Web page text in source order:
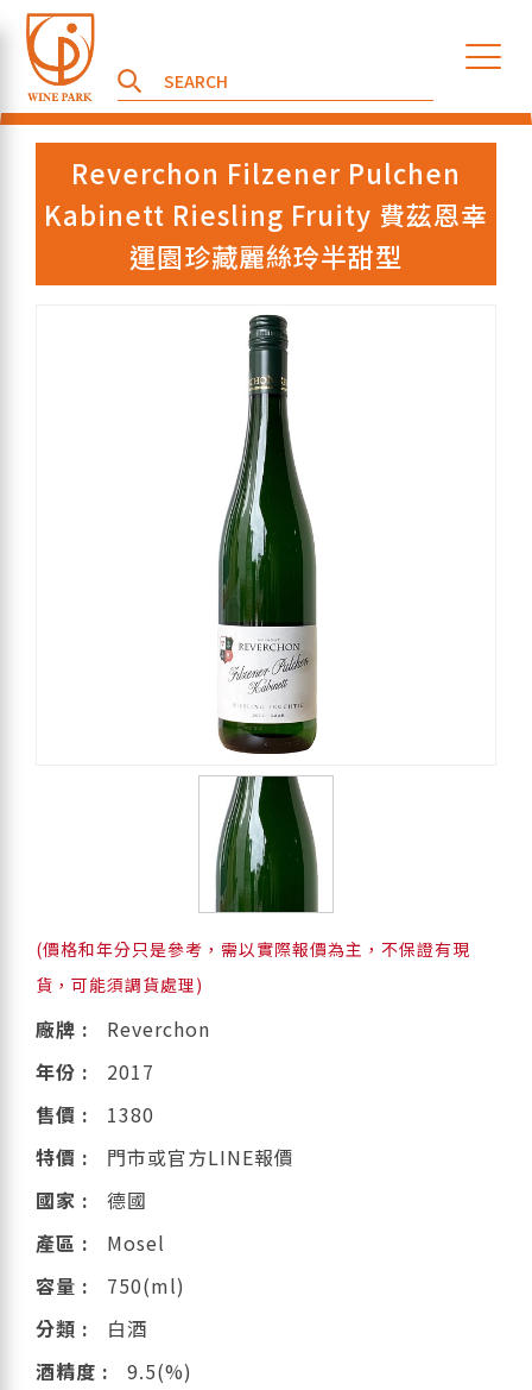
Reverchon Filzener Pulchen
Kabinett Riesling Fruity 費茲恩幸
運園珍藏麗絲玲半甜型
(價格和年分只是參考，需以實際報價為主，不保證有現
貨，可能須調貨處理)
廠牌 :
Reverchon
年份 :
2017
售價 :
1380
特價 :
門市或官方LINE報價
國家 :
德國
產區 :
Mosel
容量 :
750(ml)
分類 :
白酒
酒精度 :
9.5(%)